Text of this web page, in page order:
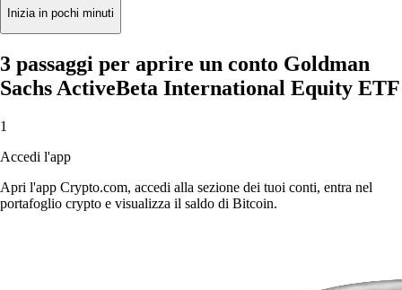
Inizia in pochi minuti
3 passaggi per aprire un conto Goldman
Sachs ActiveBeta International Equity ETF
1
Accedi l'app
Apri l'app Crypto.com, accedi alla sezione dei tuoi conti, entra nel
portafoglio crypto e visualizza il saldo di Bitcoin.